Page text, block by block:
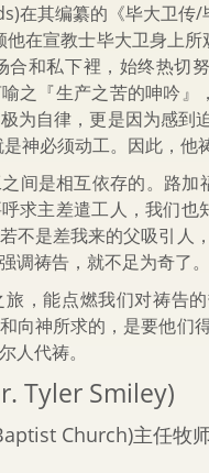
在其编纂的《毕大卫
在宣教士毕大卫身上
合和私下裡，始终热切
之『生产之苦的呻吟
为自律，更是因为感
神必须动工。因此，他
间是相互依存的。路
求主差遣工人，我们
不是差我来的父吸引人
调祷告，就不足为奇了。
，能点燃我们对祷告
向神所求的，是要他们
人代祷。
Tyler Smiley)
Church)主任牧